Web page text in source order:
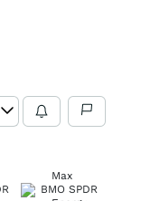
Max